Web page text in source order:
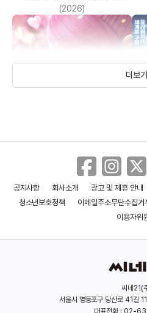
해저비밀성
(2026)
사랑의 하츄핑
극
더보기
공지사항 회사소개 광고 및 제휴 안내
청소년보호정책
이메일주소무단수집거
이용자위
씨네21(
서울시 영등포구 당산로 41길
대표전화 : 02-